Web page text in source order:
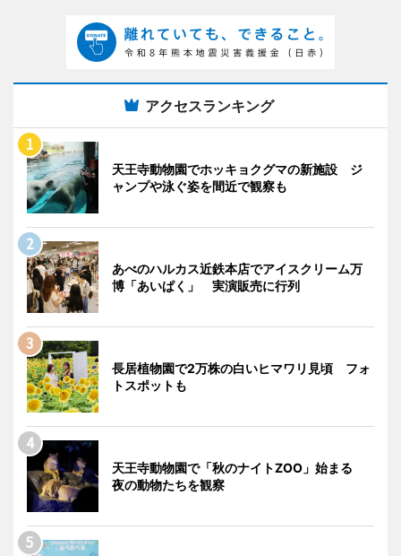
アクセスランキング
天王寺動物園でホッキョクグマの新施設 ジ
ャンプや泳ぐ姿を間近で観察も
あべのハルカス近鉄本店でアイスクリーム万
博「あいぱく」 実演販売に行列
長居植物園で2万株の白いヒマワリ見頃 フォ
トスポットも
天王寺動物園で「秋のナイトZOO」始まる
夜の動物たちを観察